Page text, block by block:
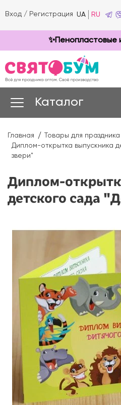
Вход / Регистрация UA RU
✨Пенопластовые
Каталог
Главная Товары для праздника
Диплом-открытка выпускника
звери"
Диплом-
детского сада